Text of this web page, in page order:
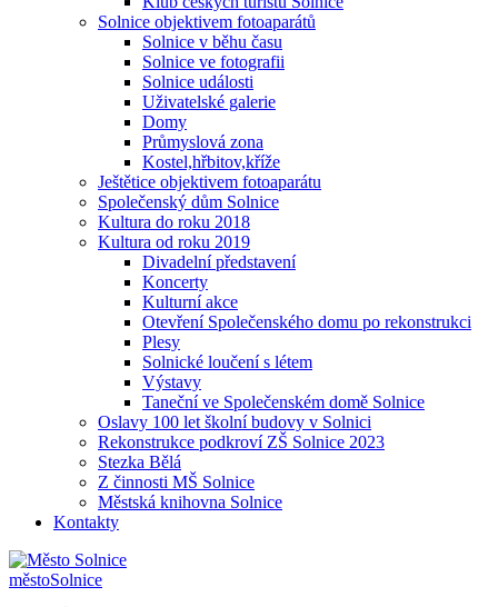
Solnice objektivem fotoaparátů
Solnice v běhu času
Solnice ve fotografii
Solnice události
Uživatelské galerie
Domy
Průmyslová zona
Kostel,hřbitov,kříže
Ještětice objektivem fotoaparátu
Společenský dům Solnice
Kultura do roku 2018
Kultura od roku 2019
Divadelní představení
Koncerty
Kulturní akce
Otevření Společenského domu po rekonstrukci
Plesy
Solnické loučení s létem
Výstavy
Taneční ve Společenském domě Solnice
Oslavy 100 let školní budovy v Solnici
Rekonstrukce podkroví ZŠ Solnice 2023
Stezka Bělá
Z činnosti MŠ Solnice
Městská knihovna Solnice
Kontakty
městoSolnice